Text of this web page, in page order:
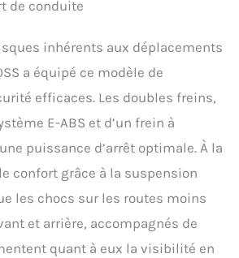
trottinette électrique vous
et confortable. La fonction
également pendant le
trajet. TROTTINETTE
trottinette électrique est
dotée d'une conception
pliable (après pliage : 108 x
47 x 114 cm), ce qui la rend
facile à ranger et à
transporter. Avec un poids
de seulement 15 kg, vous
pouvez facilement
de conduite
inhérents aux déplacements
a équipé ce modèle de
efficaces. Les doubles freins,
E-ABS et d’un frein à
puissance d’arrêt optimale. À la
confort grâce à la suspension
les chocs sur les routes moins
et arrière, accompagnés de
quant à eux la visibilité en